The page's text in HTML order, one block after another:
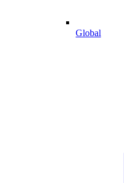
Global